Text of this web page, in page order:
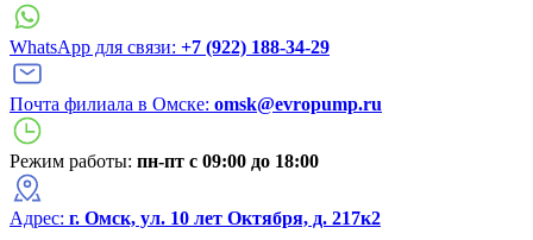
WhatsApp для связи: +7 (922) 188-34-29
Почта филиала в Омске: omsk@evropump.ru
Режим работы: пн-пт с 09:00 до 18:00
Адрес: г. Омск, ул. 10 лет Октября, д. 217к2